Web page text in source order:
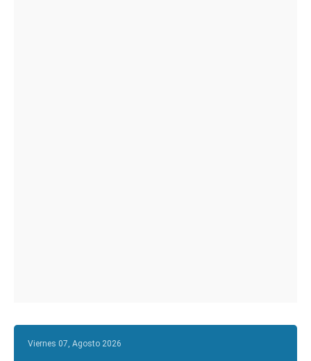
Viernes 07, Agosto 2026